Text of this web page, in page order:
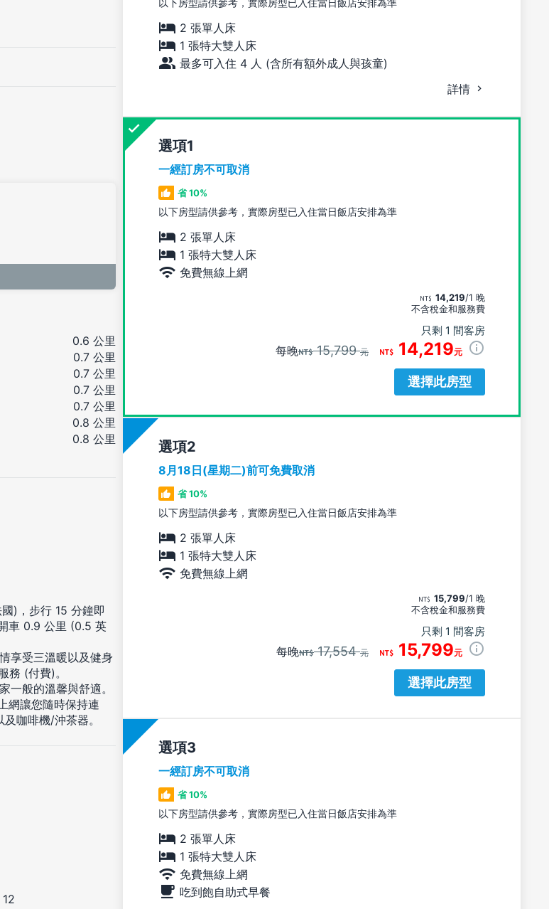
以下房型請供參考，實際房型已入住當日飯店安排為準
2 張單人床
1 張特大雙人床
最多可入住 4 人 (含所有額外成人與孩童)
詳情
選項
一經訂房不可取消
省 10%
以下房型請供參考，實際房型已入住當日飯店安排為準
2 張單人床
1 張特大雙人床
免費無線上網
14,219/1 晚
不含稅金和服務費
只剩 1 間客房
每晚 15,799元 14,219元
選擇此房型
選項
8月18日(星期二)前可免費取消
省 10%
以下房型請供參考，實際房型已入住當日飯店安排為準
2 張單人床
1 張特大雙人床
免費無線上網
15,799/1 晚
不含稅金和服務費
只剩 1 間客房
每晚 17,554元 15,799元
選擇此房型
選項
一經訂房不可取消
省 10%
以下房型請供參考，實際房型已入住當日飯店安排為準
2 張單人床
1 張特大雙人床
免費無線上網
吃到飽自助式早餐
0.6 公里
0.7 公里
0.7 公里
0.7 公里
0.7 公里
0.8 公里
0.8 公里
)，步行 15 分鐘即
車 0.9 公里 (0.5 英
享受三溫暖以及健身
務 (付費)。
一般的溫馨與舒適。
網讓您隨時保持連
咖啡機/沖茶器。